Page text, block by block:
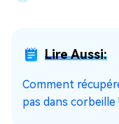
Lire Aussi:
Comment
pas dans corbeille